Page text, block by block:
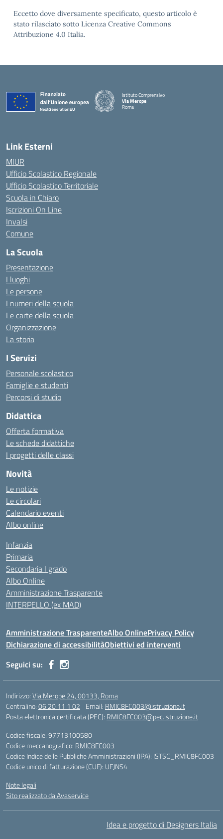
Eccetto dove diversamente specificato, questo articolo è
stato rilasciato sotto Licenza Creative Commons
Attribuzione 4.0 Italia.
Istituto Comprensivo
Via Merope
Roma
Link Esterni
MIUR
Ufficio Scolastico Regionale
Ufficio Scolastico Territoriale
Scuola in Chiaro
Iscrizioni On Line
Invalsi
Comune
La Scuola
Presentazione
I luoghi
Le persone
I numeri della scuola
Le carte della scuola
Organizzazione
La storia
I Servizi
Personale scolastico
Famiglie e studenti
Percorsi di studio
Didattica
Offerta formativa
Le schede didattiche
I progetti delle classi
Novità
Le notizie
Le circolari
Calendario eventi
Albo online
Infanzia
Primaria
Secondaria I grado
Albo Online
Amministrazione Trasparente
INTERPELLO (ex MAD)
Amministrazione TrasparenteAlbo OnlinePrivacy Policy
Dichiarazione di accessibilitàObiettivi ed interventi
Seguici su:
Indirizzo:Via Merope 24, 00133, Roma
Centralino:06 20 11 1 02 Email: RMIC8FC003@istruzione.it
Posta elettronica certificata (PEC): RMIC8FC003@pec.istruzione.it
Codice fiscale: 97713100580
Codice meccanografico: RMIC8FC003
Codice Indice delle Pubbliche Amministrazioni (IPA): ISTSC_RMIC8FC003
Codice unico di fatturazione (CUF): UFJNS4
Note legali
Sito realizzato da Avaservice
Idea e progetto di Designers Italia